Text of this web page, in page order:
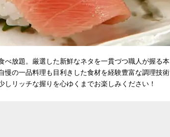
べ放題。厳選した新鮮なネタを一貫づつ職人が握る本
慢の一品料理も目利きした食材を経験豊富な調理技術
リッチな握りを心ゆくまでお楽しみください！